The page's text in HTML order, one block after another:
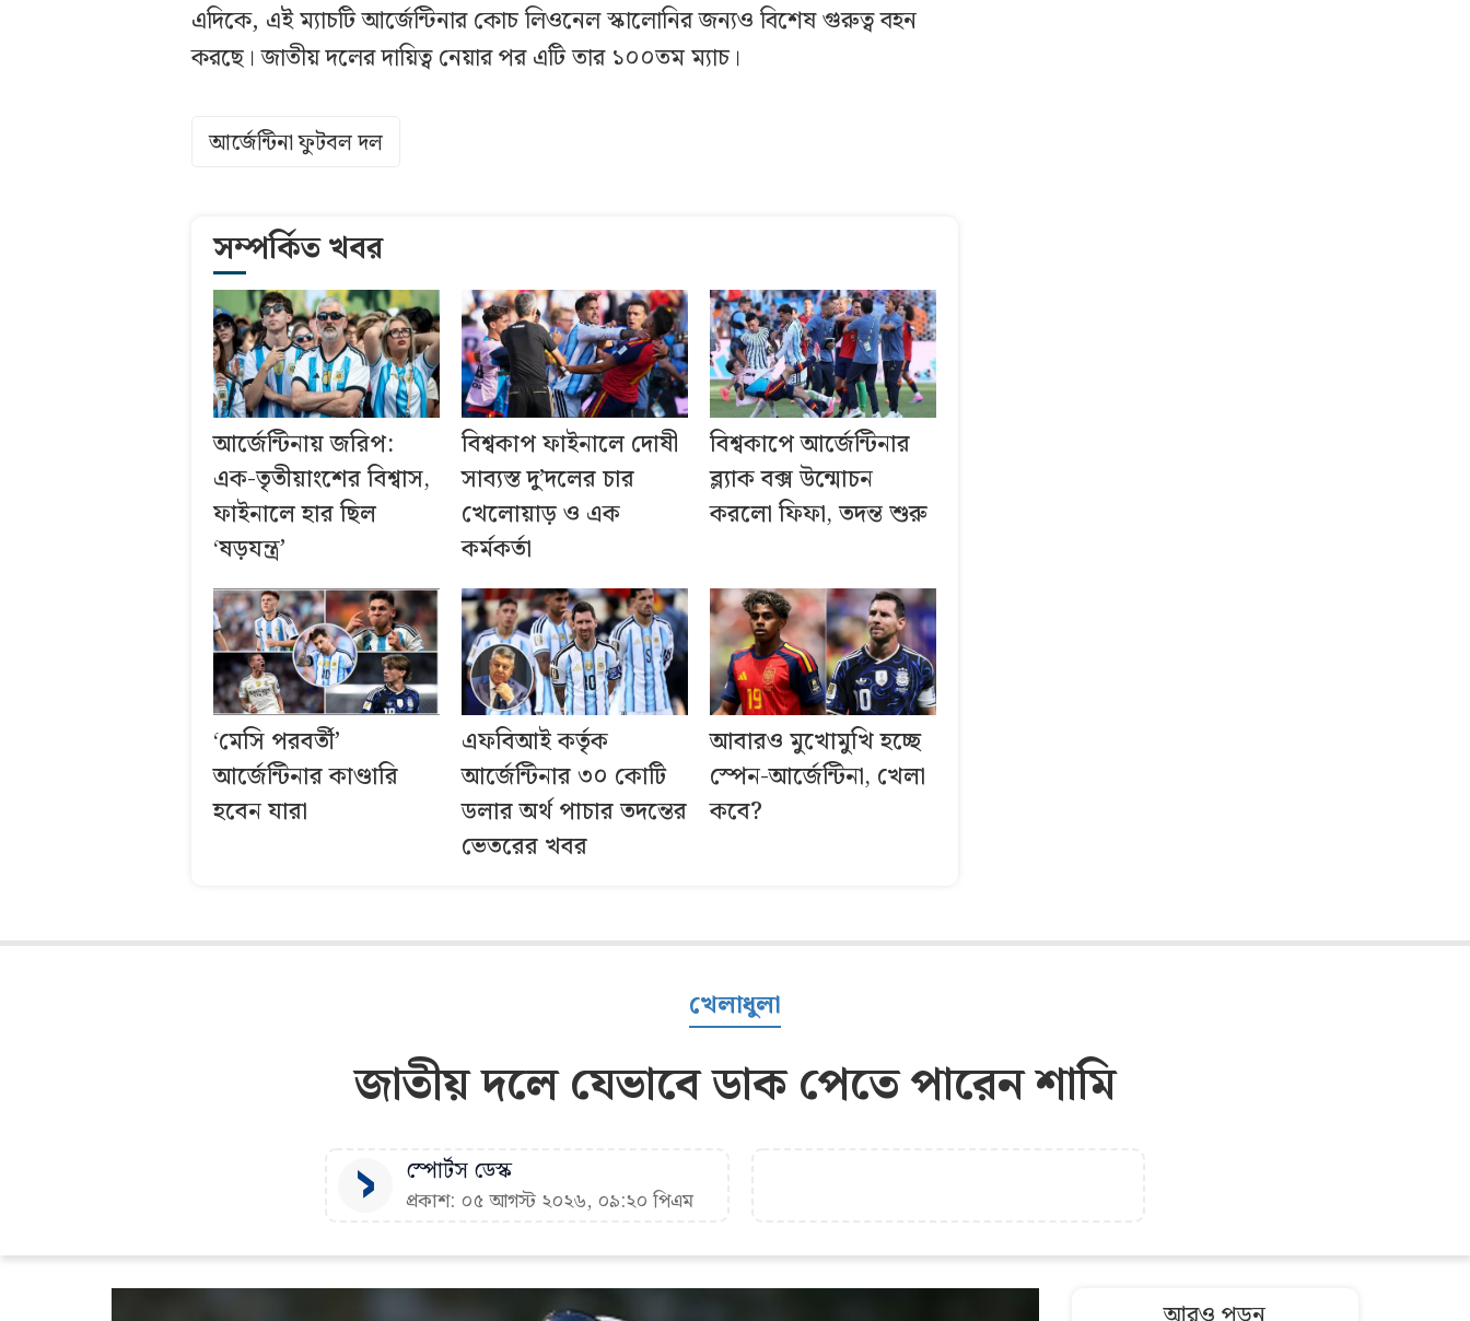
এদিকে, এই ম্যাচটি আর্জেন্টিনার কোচ লিওনেল স্কালোনির জন্যও বিশেষ গুরুত্ব বহন
করছে। জাতীয় দলের দায়িত্ব নেয়ার পর এটি তার ১০০তম ম্যাচ।
আর্জেন্টিনা ফুটবল দল
সম্পর্কিত খবর
আর্জেন্টিনায় জরিপ:
এক-তৃতীয়াংশের বিশ্বাস,
ফাইনালে হার ছিল
‘ষড়যন্ত্র’
বিশ্বকাপ ফাইনালে দোষী
সাব্যস্ত দু’দলের চার
খেলোয়াড় ও এক
কর্মকর্তা
বিশ্বকাপে আর্জেন্টিনার
ব্ল্যাক বক্স উন্মোচন
করলো ফিফা, তদন্ত শুরু
‘মেসি পরবর্তী’
আর্জেন্টিনার কাণ্ডারি
হবেন যারা
এফবিআই কর্তৃক
আর্জেন্টিনার ৩০ কোটি
ডলার অর্থ পাচার তদন্তের
ভেতরের খবর
আবারও মুখোমুখি হচ্ছে
স্পেন-আর্জেন্টিনা, খেলা
কবে?
খেলাধুলা
জাতীয় দলে যেভাবে ডাক পেতে পারেন শামি
স্পোর্টস ডেস্ক
প্রকাশ: ০৫ আগস্ট ২০২৬, ০৯:২০ পিএম